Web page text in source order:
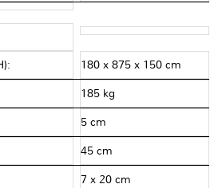
180 x 875 x 150 cm
185 kg
5 cm
45 cm
7 x 20 cm